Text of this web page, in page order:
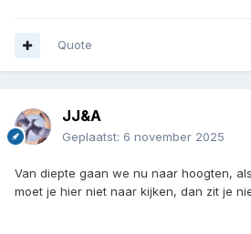
Quote
JJ&A
Geplaatst: 6 november 2025
Van diepte gaan we nu naar hoogten,
moet je hier niet naar kijken, dan zit je